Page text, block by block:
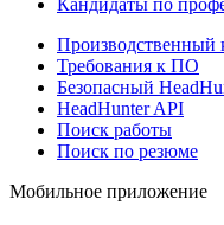
Кандидаты по
Производственный
Требования к ПО
Безопасный
HeadHunter API
Поиск работы
Поиск по резюме
Мобильное приложение